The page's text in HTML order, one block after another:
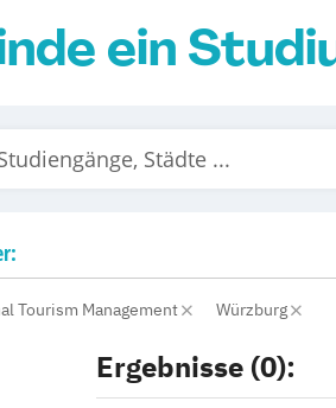
ein
Tourism Management Würzburg
Ergebnisse (0):